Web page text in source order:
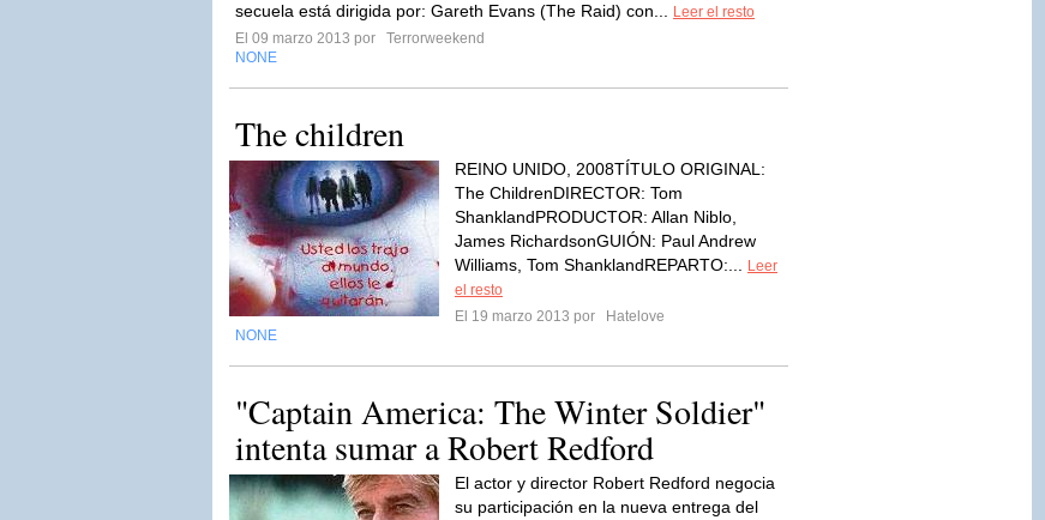
secuela está dirigida por: Gareth Evans (The Raid) con...
Leer el resto
El 09 marzo 2013 por
Terrorweekend
NONE
The children
REINO UNIDO, 2008TÍTULO ORIGINAL:
The ChildrenDIRECTOR: Tom
ShanklandPRODUCTOR: Allan Niblo,
James RichardsonGUIÓN: Paul Andrew
Williams, Tom ShanklandREPARTO:...
Leer
el resto
El 19 marzo 2013 por
Hatelove
NONE
"Captain America: The Winter Soldier"
intenta sumar a Robert Redford
El actor y director Robert Redford negocia
su participación en la nueva entrega del